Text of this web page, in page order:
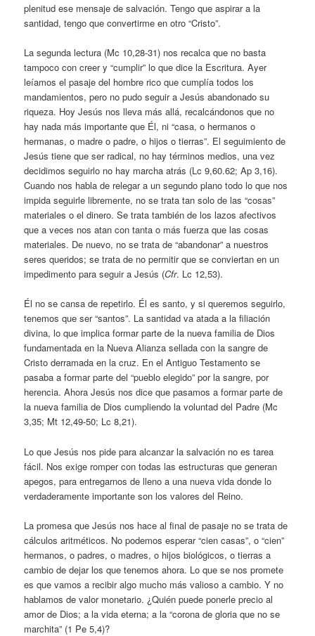
plenitud ese mensaje de salvación. Tengo que aspirar a la
santidad, tengo que convertirme en otro “Cristo”.
La segunda lectura (Mc 10,28-31) nos recalca que no basta
tampoco con creer y “cumplir” lo que dice la Escritura. Ayer
leíamos el pasaje del hombre rico que cumplía todos los
mandamientos, pero no pudo seguir a Jesús abandonado su
riqueza. Hoy Jesús nos lleva más allá, recalcándonos que no
hay nada más importante que Él, ni “casa, o hermanos o
hermanas, o madre o padre, o hijos o tierras”. El seguimiento de
Jesús tiene que ser radical, no hay términos medios, una vez
decidimos seguirlo no hay marcha atrás (Lc 9,60.62; Ap 3,16).
Cuando nos habla de relegar a un segundo plano todo lo que nos
impida seguirle libremente, no se trata tan solo de las “cosas”
materiales o el dinero. Se trata también de los lazos afectivos
que a veces nos atan con tanta o más fuerza que las cosas
materiales. De nuevo, no se trata de “abandonar” a nuestros
seres queridos; se trata de no permitir que se conviertan en un
impedimento para seguir a Jesús (Cfr. Lc 12,53).
Él no se cansa de repetirlo. Él es santo, y si queremos seguirlo,
tenemos que ser “santos”. La santidad va atada a la filiación
divina, lo que implica formar parte de la nueva familia de Dios
fundamentada en la Nueva Alianza sellada con la sangre de
Cristo derramada en la cruz. En el Antiguo Testamento se
pasaba a formar parte del “pueblo elegido” por la sangre, por
herencia. Ahora Jesús nos dice que pasamos a formar parte de
la nueva familia de Dios cumpliendo la voluntad del Padre (Mc
3,35; Mt 12,49-50; Lc 8,21).
Lo que Jesús nos pide para alcanzar la salvación no es tarea
fácil. Nos exige romper con todas las estructuras que generan
apegos, para entregarnos de lleno a una nueva vida donde lo
verdaderamente importante son los valores del Reino.
La promesa que Jesús nos hace al final de pasaje no se trata de
cálculos aritméticos. No podemos esperar “cien casas”, o “cien”
hermanos, o padres, o madres, o hijos biológicos, o tierras a
cambio de dejar los que tenemos ahora. Lo que se nos promete
es que vamos a recibir algo mucho más valioso a cambio. Y no
hablamos de valor monetario. ¿Quién puede ponerle precio al
amor de Dios; a la vida eterna; a la “corona de gloria que no se
marchita” (1 Pe 5,4)?